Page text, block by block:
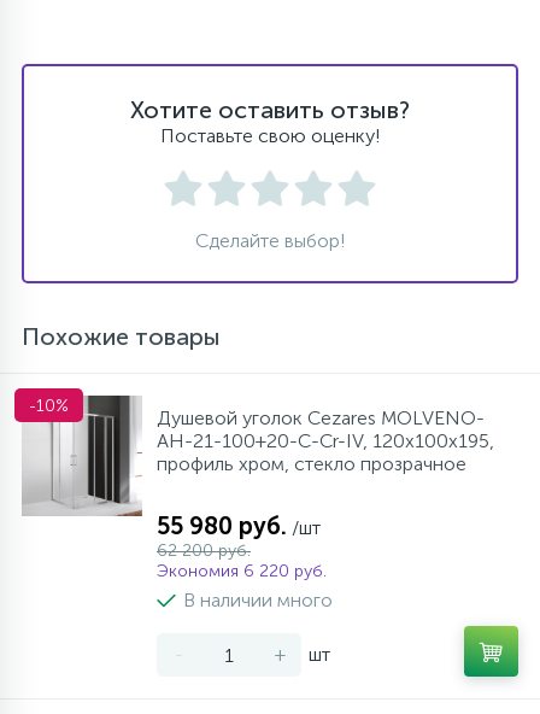
Хотите оставить отзыв?
Поставьте свою оценку!
Сделайте выбор!
Похожие товары
-10%
Душевой уголок Cezares MOLVENO-
AH-21-100+20-C-Cr-IV, 120х100х195,
профиль хром, стекло прозрачное
55 980 руб. /шт
62 200 руб.
Экономия 6 220 руб.
В наличии много
- + шт